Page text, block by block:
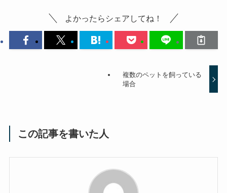
よかったらシェアしてね！
複数のペットを飼っている
場合
この記事を書いた人